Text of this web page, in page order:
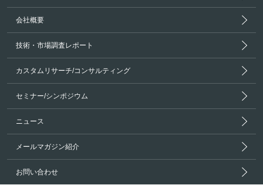
会社概要
技術・市場調査レポート
カスタムリサーチ/コンサルティング
セミナー/シンポジウム
ニュース
メールマガジン紹介
お問い合わせ